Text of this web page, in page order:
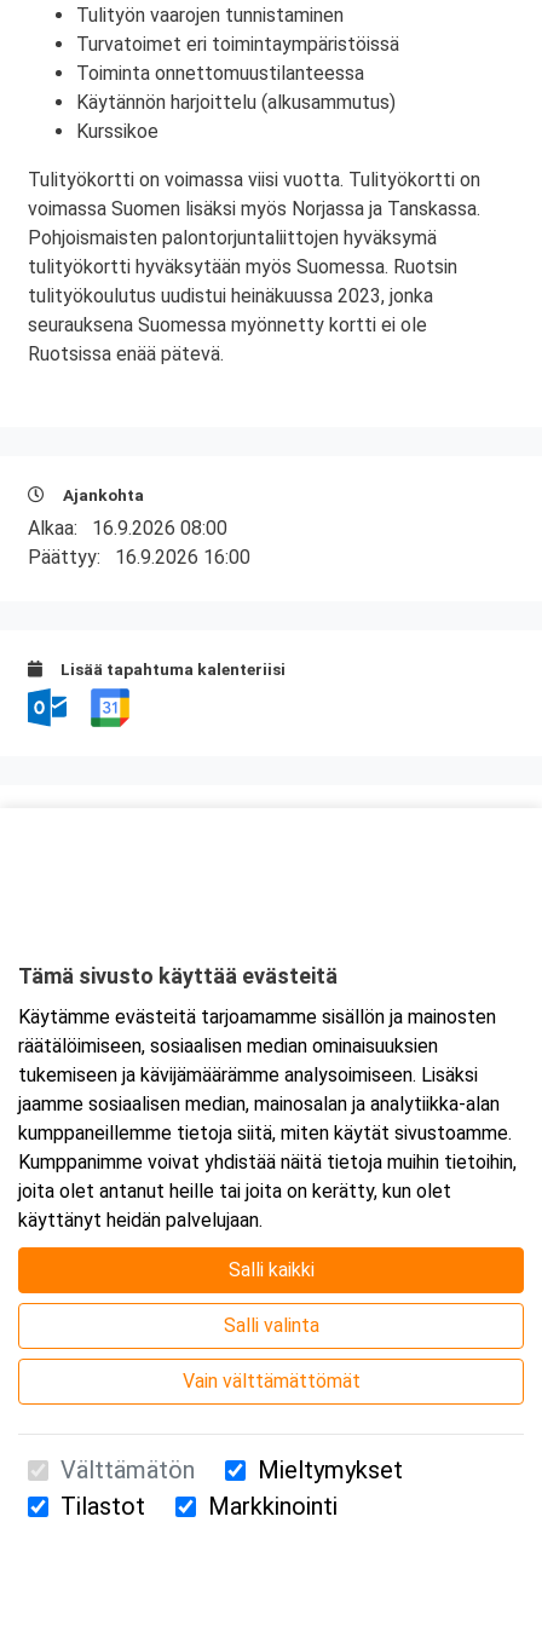
Tulityön vaarojen tunnistaminen
Turvatoimet eri toimintaympäristöissä
Toiminta onnettomuustilanteessa
Käytännön harjoittelu (alkusammutus)
Kurssikoe
Tulityökortti on voimassa viisi vuotta. Tulityökortti on
voimassa Suomen lisäksi myös Norjassa ja Tanskassa.
Pohjoismaisten palontorjuntaliittojen hyväksymä
tulityökortti hyväksytään myös Suomessa. Ruotsin
tulityökoulutus uudistui heinäkuussa 2023, jonka
seurauksena Suomessa myönnetty kortti ei ole
Ruotsissa enää pätevä.
Ajankohta
Alkaa: 16.9.2026 08:00
Päättyy: 16.9.2026 16:00
Lisää tapahtuma kalenteriisi
Tarkempi kartta ja ajo-ohjeet
Suomen Ensiapukoulutus Oy / Valimotie 21 / 00380 Helsinki
Tämä sivusto käyttää evästeitä
Käytämme evästeitä tarjoamamme sisällön ja mainosten
räätälöimiseen, sosiaalisen median ominaisuuksien
tukemiseen ja kävijämäärämme analysoimiseen. Lisäksi
jaamme sosiaalisen median, mainosalan ja analytiikka-alan
kumppaneillemme tietoja siitä, miten käytät sivustoamme.
Kumppanimme voivat yhdistää näitä tietoja muihin tietoihin,
joita olet antanut heille tai joita on kerätty, kun olet
käyttänyt heidän palvelujaan.
Salli kaikki
Salli valinta
Vain välttämättömät
Välttämätön
Mieltymykset
Tilastot
Markkinointi